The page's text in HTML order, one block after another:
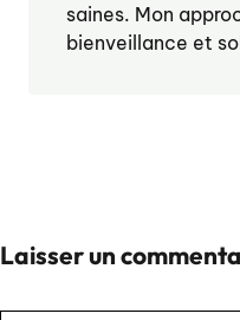
saines. Mon
bienveillance et
Laisser un